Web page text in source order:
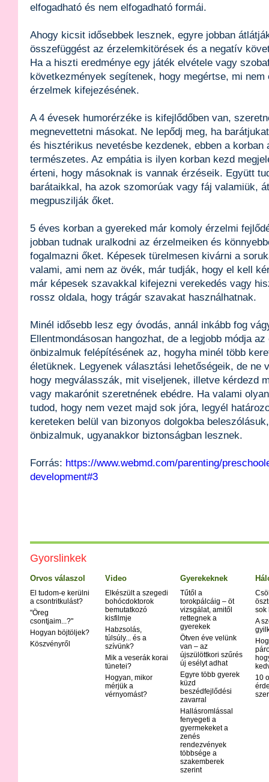
elfogadható és nem elfogadható formái.
Ahogy kicsit idősebbek lesznek, egyre jobban
összefüggést az érzelemkitörések és a negatív
Ha a hiszti eredménye egy játék elvétele vagy
következmények segítenek, hogy megértse, mi nem
érzelmek kifejezésének.
A 4 évesek humorérzéke is kifejlődőben van,
megnevettetni másokat. Ne lepődj meg, ha
és hisztérikus nevetésbe kezdenek, ebben a korban
természetes. Az empátia is ilyen korban kezd
érteni, hogy másoknak is vannak érzéseik. Együtt
barátaikkal, ha azok szomorúak vagy fáj valamiük,
megpuszilják őket.
5 éves korban a gyereked már komoly érzelmi
jobban tudnak uralkodni az érzelmeiken és
fogalmazni őket. Képesek türelmesen kivárni a
valami, ami nem az övék, már tudják, hogy el kell
már képesek szavakkal kifejezni verekedés vagy
rossz oldala, hogy trágár szavakat használhatnak.
Minél idősebb lesz egy óvodás, annál inkább fog
Ellentmondásosan hangozhat, de a legjobb módja
önbizalmuk felépítésének az, hogyha minél több
életüknek. Legyenek választási lehetőségeik, de ne
hogy megválasszák, mit viseljenek, illetve kérdezd
vagy makarónit szeretnének ebédre. Ha valami
tudod, hogy nem vezet majd sok jóra, legyél
kereteken belül van bizonyos dolgokba
önbizalmuk, ugyanakkor biztonságban lesznek.
Forrás: https://www.webmd.com/parenting/
development#3
Gyorslinkek
Orvos válaszol
El tudom-e kerülni
a csontritkulást?
"Öreg
csontjaim...?"
Hogyan böjtöljek?
Köszvényről
Video
Elkészült a szegedi
bohócdoktorok
bemutatkozó
kisfilmje
Habzsolás,
túlsúly... és a
szívünk?
Mik a veserák korai
tünetei?
Hogyan, mikor
mérjük a
vérnyomást?
Gyerekeknek
Tűtől a
torokpálcáig – öt
vizsgálat, amitől
rettegnek a
gyerekek
Ötven éve velünk
van – az
újszülöttkori szűrés
új esélyt adhat
Egyre több gyerek
küzd
beszédfejlődési
zavarral
Hallásromlással
fenyegeti a
gyermekeket a
zenés
rendezvények
többsége a
szakemberek
szerint
sok
A
10